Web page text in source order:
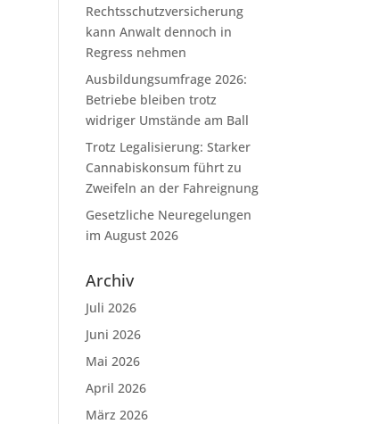
Rechtsschutzversicherung
kann Anwalt dennoch in
Regress nehmen
Ausbildungsumfrage 2026:
Betriebe bleiben trotz
widriger Umstände am Ball
Trotz Legalisierung: Starker
Cannabiskonsum führt zu
Zweifeln an der Fahreignung
Gesetzliche Neuregelungen
im August 2026
Archiv
Juli 2026
Juni 2026
Mai 2026
April 2026
März 2026